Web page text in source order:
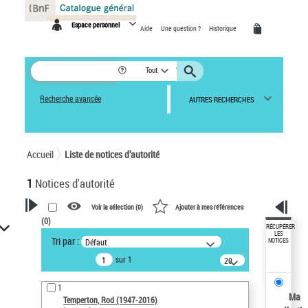
Espace personnel Aide Une question ? Historique
Tout
Recherche avancée AUTRES RECHERCHES
Accueil Liste de notices d’autorité
1 Notices d'autorité
VOTRE RECHERCHE
Recherche avancée dans les
notices d’autorité
Œuvres liées à l'auteur :
Temperton, Rod (1947-2016)
Voir la sélection (0) Ajouter à mes références
(0)
Tri par : Défaut
sur 1
20
résultats/page
1
Temperton, Rod (1947-2016)
RÉCUPÉRER
LES
NOTICES
Ma
Panneau de gestion des cookies